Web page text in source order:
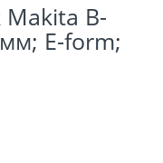
Makita B-
E-form;